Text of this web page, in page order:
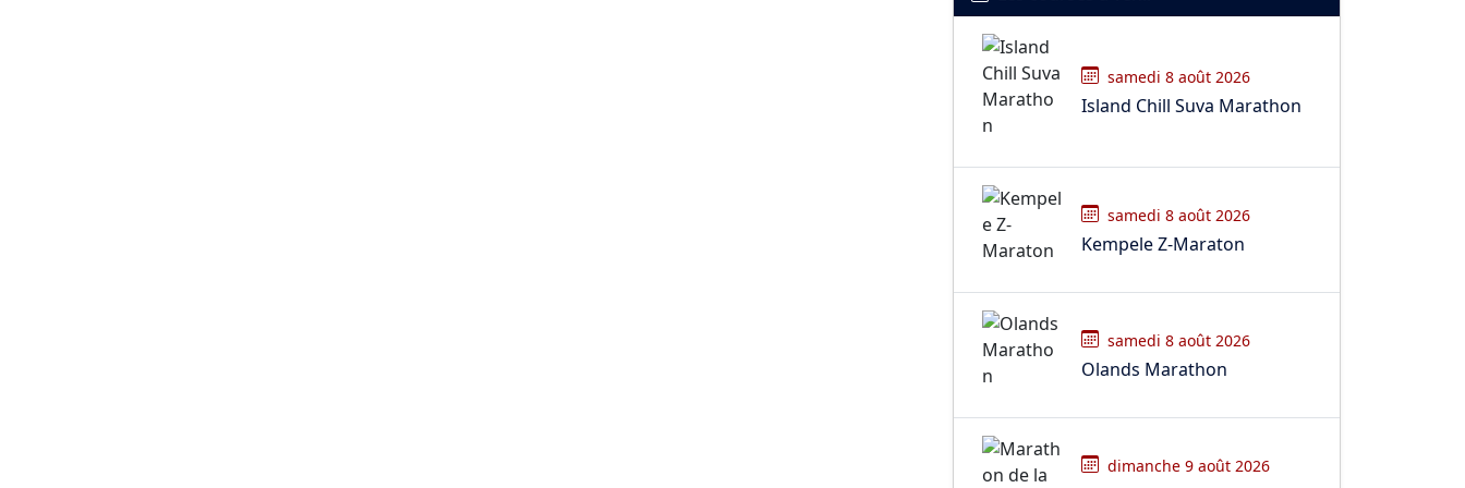
samedi 8 août 2026
Island Chill Suva Marathon
samedi 8 août 2026
Kempele Z-Maraton
samedi 8 août 2026
Olands Marathon
dimanche 9 août 2026